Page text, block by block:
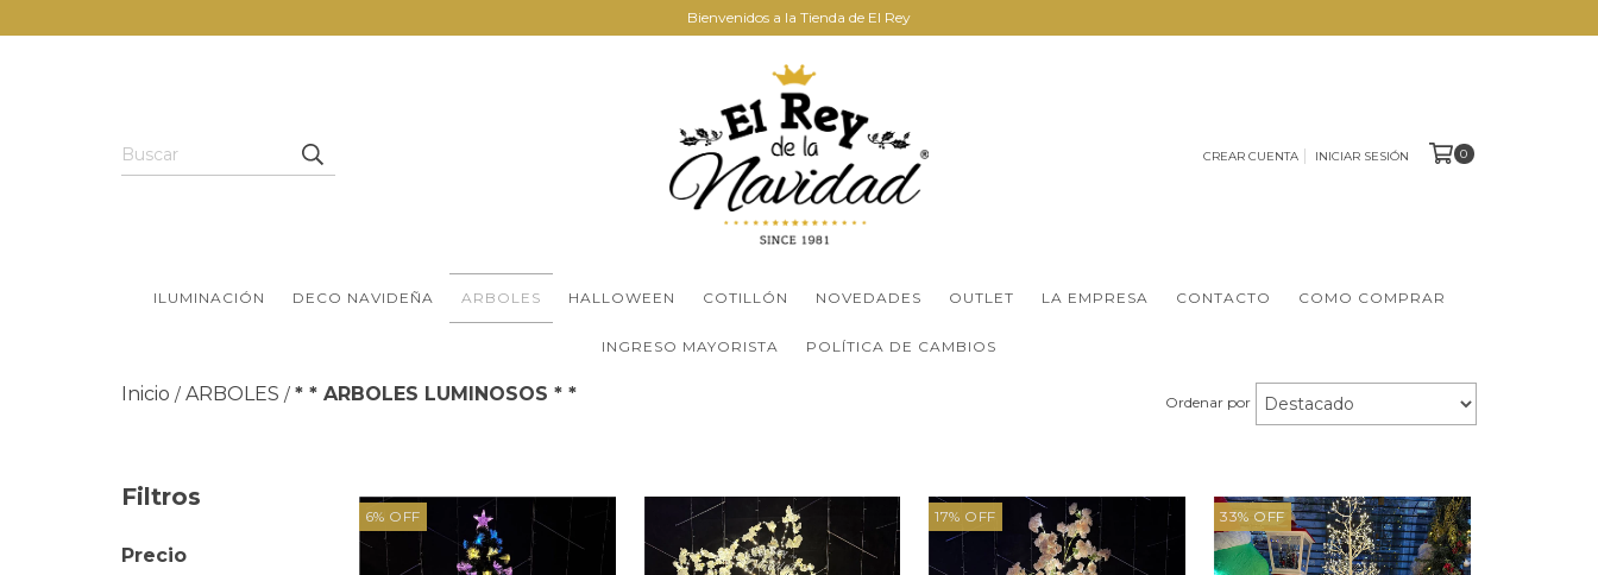
Bienvenidos a la Tienda de El Rey
CREAR CUENTA INICIAR SESIÓN 0
ILUMINACIÓN DECO NAVIDEÑA ARBOLES HALLOWEEN COTILLÓN NOVEDADES OUTLET LA EMPRESA CONTACTO COMO COMPRAR
INGRESO MAYORISTA POLÍTICA DE CAMBIOS
Inicio / ARBOLES / * * ARBOLES LUMINOSOS * * Ordenar por
Filtros
Precio
6% OFF 17% OFF 33% OFF